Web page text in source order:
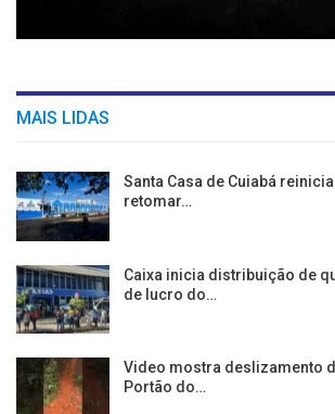
MAIS LIDAS
Santa Casa de Cuiabá
retomar…
Caixa inicia distribuição de
de lucro do…
Video mostra deslizamento
Portão do…